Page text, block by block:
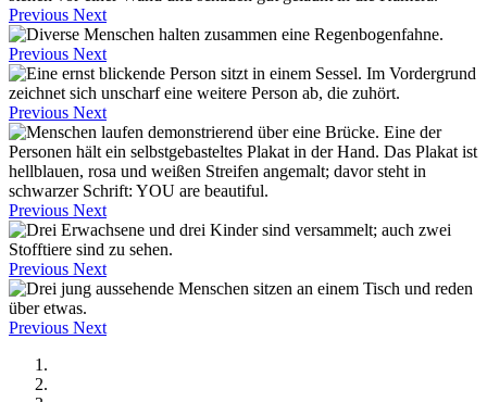
Previous Next
Previous Next
Previous Next
Previous Next
Previous Next
Previous Next